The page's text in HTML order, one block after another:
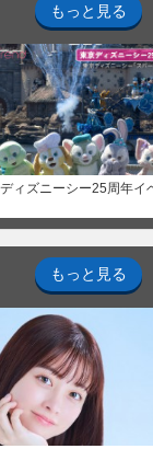
もっと見る
ィズニーシー25周年イ
もっと見る